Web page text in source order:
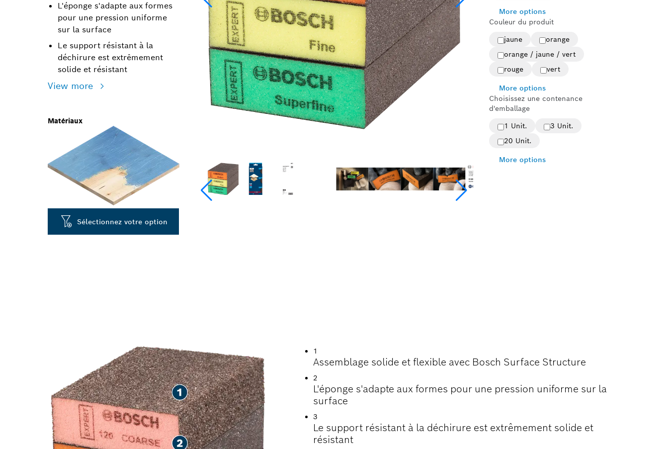
L'éponge s'adapte aux formes
pour une pression uniforme
sur la surface
Le support résistant à la
déchirure est extrêmement
solide et résistant
View more
Matériaux
Sélectionnez votre option
More options
Couleur du produit
jaune
orange
orange / jaune / vert
rouge
vert
More options
Choisissez une contenance
d'emballage
1 Unit.
3 Unit.
20 Unit.
More options
1
Assemblage solide et flexible avec Bosch Surface Structure
2
L'éponge s'adapte aux formes pour une pression uniforme sur la
surface
3
Le support résistant à la déchirure est extrêmement solide et
résistant